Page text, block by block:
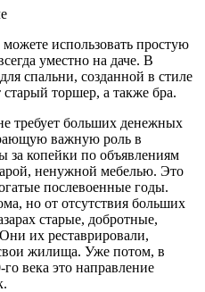
использовать простую
уместно на даче. В
спальни, созданной в стиле
торшер, а также бра.
требует больших денежных
важную роль в
за копейки по объявлениям
ненужной мебелью. Это
послевоенные годы.
но от отсутствия больших
старые, добротные,
их реставрировали,
жилища. Уже потом, в
века это направление